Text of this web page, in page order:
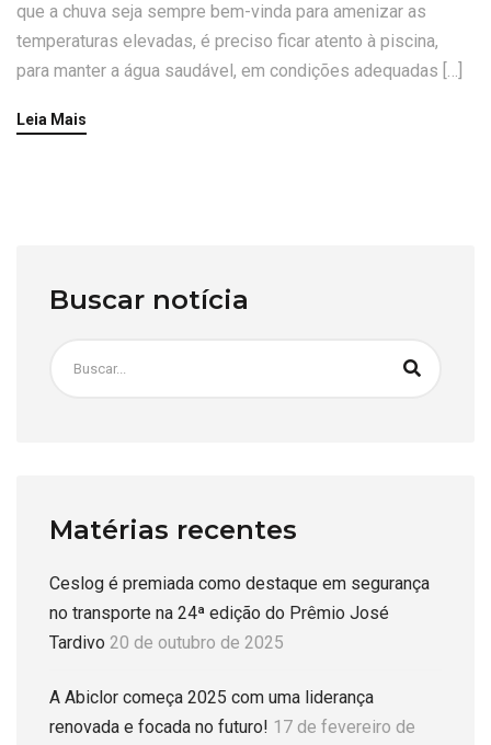
que a chuva seja sempre bem-vinda para amenizar as
temperaturas elevadas, é preciso ficar atento à piscina,
para manter a água saudável, em condições adequadas […]
Leia Mais
Buscar notícia
Matérias recentes
Ceslog é premiada como destaque em segurança
no transporte na 24ª edição do Prêmio José
Tardivo 20 de outubro de 2025
A Abiclor começa 2025 com uma liderança
renovada e focada no futuro! 17 de fevereiro de